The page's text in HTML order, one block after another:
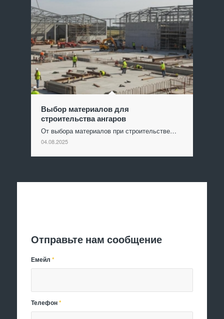
Выбор материалов для
строительства ангаров
От выбора материалов при строительстве…
04.08.2025
Отправьте нам сообщение
Емейл*
Телефон*